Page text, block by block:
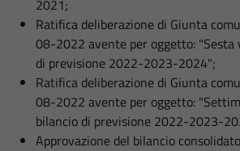
2021;
Ratifica deliberazione di Giunta
08-2022 avente per oggetto: "Sesta
di previsione 2022-2023-2024";
Ratifica deliberazione di Giunta
08-2022 avente per oggetto:
bilancio di previsione 2022-2023-
Approvazione del bilancio